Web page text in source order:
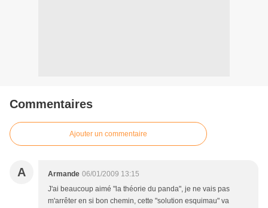
Commentaires
Ajouter un commentaire
A Armande 06/01/2009 13:15
J'ai beaucoup aimé "la théorie du panda", je ne vais pas
m'arrêter en si bon chemin, cette "solution esquimau" va